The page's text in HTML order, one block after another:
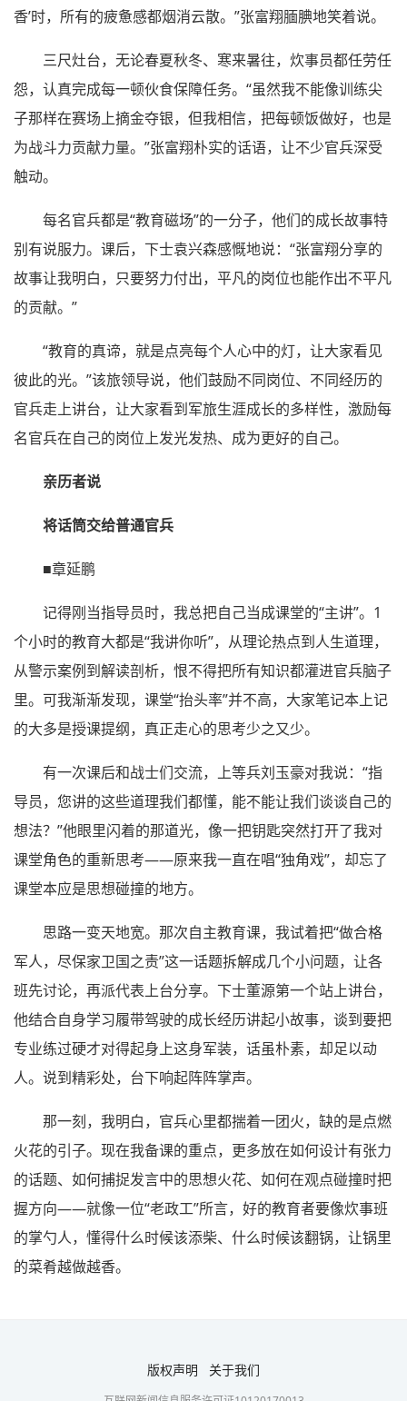
香’时，所有的疲惫感都烟消云散。”张富翔腼腆地笑着说。
三尺灶台，无论春夏秋冬、寒来暑往，炊事员都任劳任
怨，认真完成每一顿伙食保障任务。“虽然我不能像训练尖
子那样在赛场上摘金夺银，但我相信，把每顿饭做好，也是
为战斗力贡献力量。”张富翔朴实的话语，让不少官兵深受
触动。
每名官兵都是“教育磁场”的一分子，他们的成长故事特
别有说服力。课后，下士袁兴森感慨地说：“张富翔分享的
故事让我明白，只要努力付出，平凡的岗位也能作出不平凡
的贡献。”
“教育的真谛，就是点亮每个人心中的灯，让大家看见
彼此的光。”该旅领导说，他们鼓励不同岗位、不同经历的
官兵走上讲台，让大家看到军旅生涯成长的多样性，激励每
名官兵在自己的岗位上发光发热、成为更好的自己。
亲历者说
将话筒交给普通官兵
■章延鹏
记得刚当指导员时，我总把自己当成课堂的“主讲”。1
个小时的教育大都是“我讲你听”，从理论热点到人生道理，
从警示案例到解读剖析，恨不得把所有知识都灌进官兵脑子
里。可我渐渐发现，课堂“抬头率”并不高，大家笔记本上记
的大多是授课提纲，真正走心的思考少之又少。
有一次课后和战士们交流，上等兵刘玉豪对我说：“指
导员，您讲的这些道理我们都懂，能不能让我们谈谈自己的
想法？”他眼里闪着的那道光，像一把钥匙突然打开了我对
课堂角色的重新思考——原来我一直在唱“独角戏”，却忘了
课堂本应是思想碰撞的地方。
思路一变天地宽。那次自主教育课，我试着把“做合格
军人，尽保家卫国之责”这一话题拆解成几个小问题，让各
班先讨论，再派代表上台分享。下士董源第一个站上讲台，
他结合自身学习履带驾驶的成长经历讲起小故事，谈到要把
专业练过硬才对得起身上这身军装，话虽朴素，却足以动
人。说到精彩处，台下响起阵阵掌声。
那一刻，我明白，官兵心里都揣着一团火，缺的是点燃
火花的引子。现在我备课的重点，更多放在如何设计有张力
的话题、如何捕捉发言中的思想火花、如何在观点碰撞时把
握方向——就像一位“老政工”所言，好的教育者要像炊事班
的掌勺人，懂得什么时候该添柴、什么时候该翻锅，让锅里
的菜肴越做越香。
版权声明 关于我们